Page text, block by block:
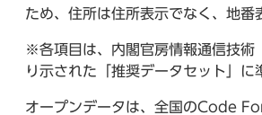
ため、住所は住所表示でなく、地番
※各項目は、内閣官房情報通信技術
り示された「推奨データセット」に
オープンデータは、全国のCode